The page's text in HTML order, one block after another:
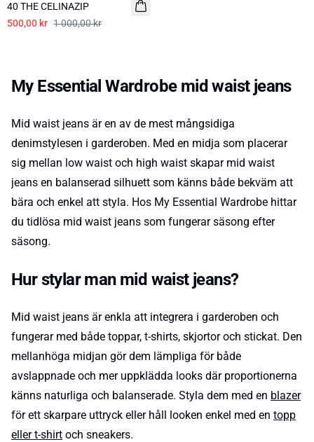
40 THE CELINAZIP
500,00 kr 1 000,00 kr
My Essential Wardrobe mid waist jeans
Mid waist jeans är en av de mest mångsidiga
denimstylesen i garderoben. Med en midja som placerar
sig mellan low waist och high waist skapar mid waist
jeans en balanserad silhuett som känns både bekväm att
bära och enkel att styla. Hos My Essential Wardrobe hittar
du tidlösa mid waist jeans som fungerar säsong efter
säsong.
Hur stylar man mid waist jeans?
Mid waist jeans är enkla att integrera i garderoben och
fungerar med både toppar, t-shirts, skjortor och stickat. Den
mellanhöga midjan gör dem lämpliga för både
avslappnade och mer uppklädda looks där proportionerna
känns naturliga och balanserade. Styla dem med en blazer
för ett skarpare uttryck eller håll looken enkel med en topp
eller t-shirt och sneakers.